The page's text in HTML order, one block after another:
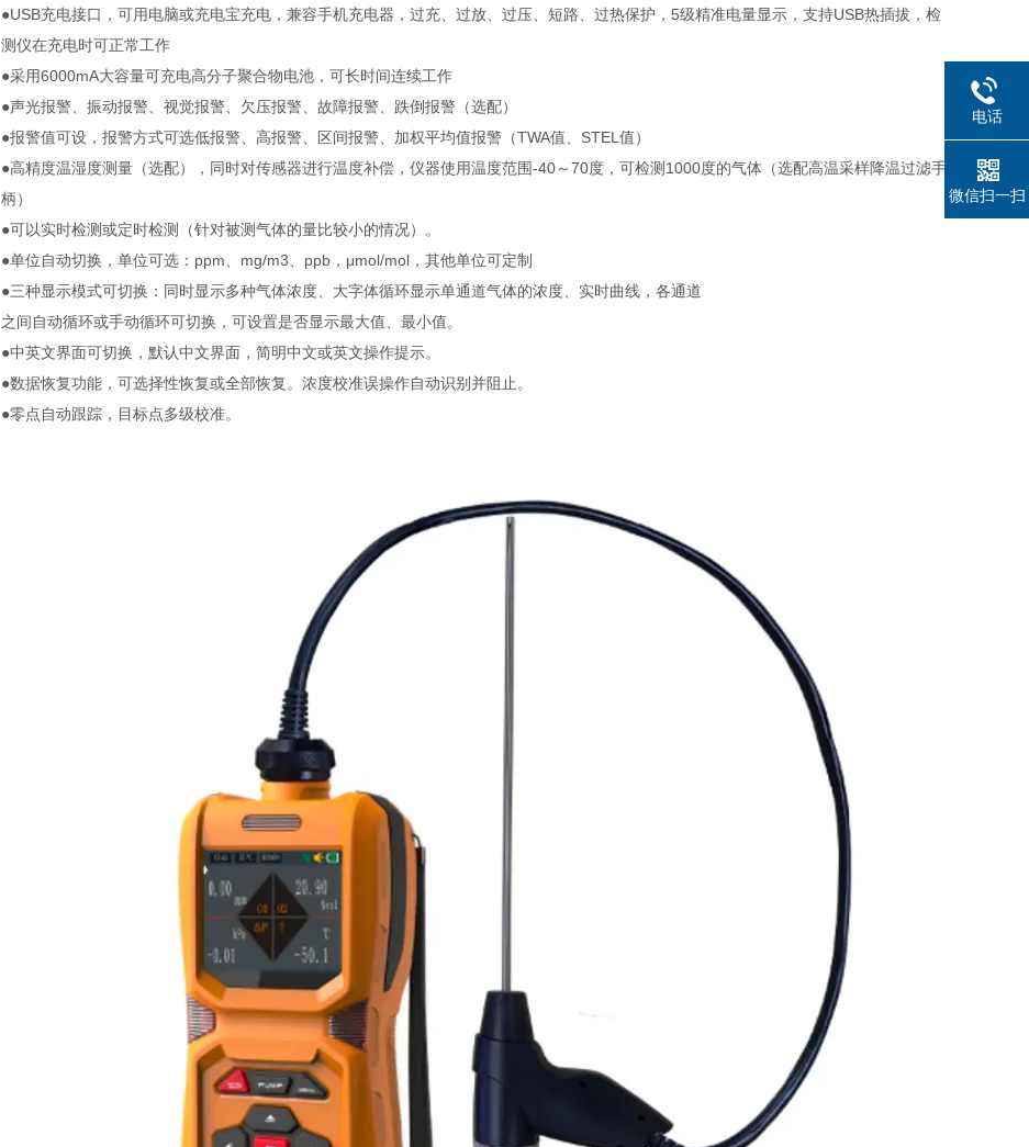
●USB充电接口，可用电脑或充电宝充电，兼容手机充电器，过充、过放、过压、短路、过热保护，5级精准电量显示，支持USB热插拔，检
测仪在充电时可正常工作
●采用6000mA大容量可充电高分子聚合物电池，可长时间连续工作
●声光报警、振动报警、视觉报警、欠压报警、故障报警、跌倒报警（选配）
●报警值可设，报警方式可选低报警、高报警、区间报警、加权平均值报警（TWA值、STEL值）
●高精度温湿度测量（选配），同时对传感器进行温度补偿，仪器使用温度范围-40～70度，可检测1000度的气体（选配高温采样降温过滤手
柄）
●可以实时检测或定时检测（针对被测气体的量比较小的情况）。
●单位自动切换，单位可选：ppm、mg/m3、ppb，μmol/mol，其他单位可定制
●三种显示模式可切换：同时显示多种气体浓度、大字体循环显示单通道气体的浓度、实时曲线，各通道
之间自动循环或手动循环可切换，可设置是否显示最大值、最小值。
●中英文界面可切换，默认中文界面，简明中文或英文操作提示。
●数据恢复功能，可选择性恢复或全部恢复。浓度校准误操作自动识别并阻止。
●零点自动跟踪，目标点多级校准。
电话
微信扫一扫